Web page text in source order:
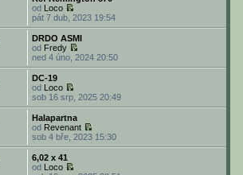
ě
v
e
ř
í
s
p
ě
v
d
n
ř
í
ě
v
k
s
n
í
v
r
a
z
i
t
p
o
s
d
n
p
ř
í
od Loco
Z
o
b
r
a
z
o
s
l
e
d
n
pát 7 dub, 2023 19:54
DRDO ASMI‎
od Fredy
Z
o
a
z
p
o
s
ned 4 úno, 2024 20:50
DC-19
od Loco
Z
o
b
r
a
z
sob 16 srp, 2025 20:49
Halapartna
od Revenant
Z
o
sob 4 bře, 2023 15:30
6,02 x 41
od Loco